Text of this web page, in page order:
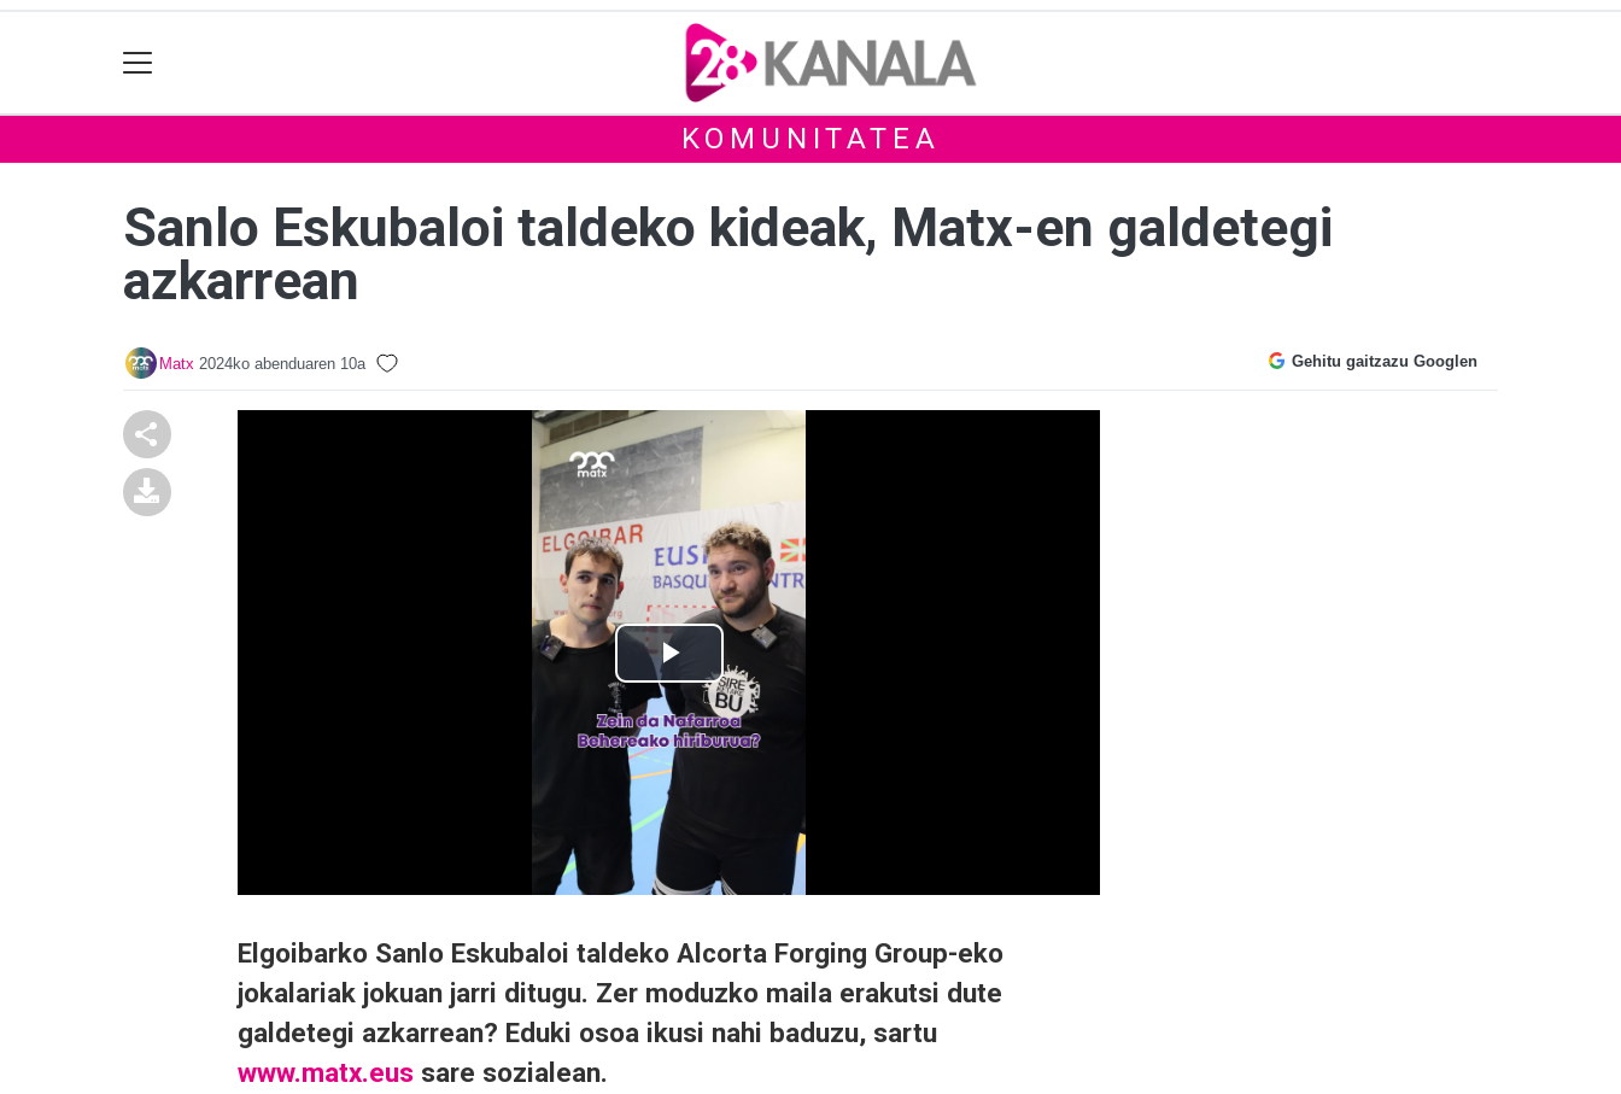
KOMUNITATEA
Sanlo Eskubaloi taldeko kideak, Matx-en galdetegi
azkarrean
Matx 2024ko abenduaren 10a Gehitu gaitzazu Googlen
Elgoibarko Sanlo Eskubaloi taldeko Alcorta Forging Group-eko
jokalariak jokuan jarri ditugu. Zer moduzko maila erakutsi dute
galdetegi azkarrean? Eduki osoa ikusi nahi baduzu, sartu
www.matx.eus sare sozialean.